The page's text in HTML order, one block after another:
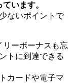
います。
ないポイントで
リーボーナスも忘
トに到達できる
カードや電子マ